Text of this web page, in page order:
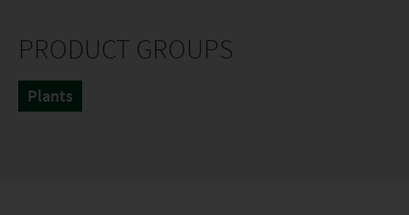
PRODUCT GROUPS
Plants